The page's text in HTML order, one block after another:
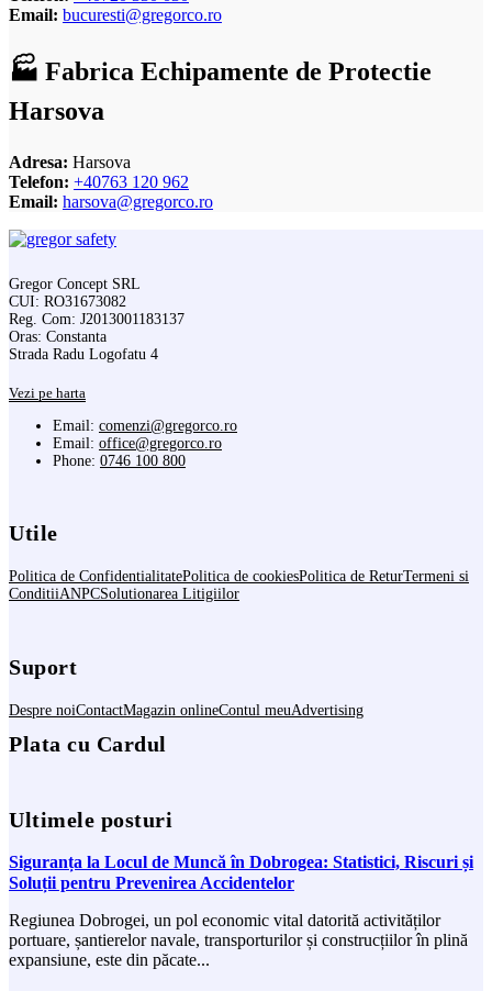
Email: bucuresti@gregorco.ro
🏭 Fabrica Echipamente de Protectie
Harsova
Adresa: Harsova
Telefon: +40763 120 962
Email: harsova@gregorco.ro
Gregor Concept SRL
CUI: RO31673082
Reg. Com: J2013001183137
Oras: Constanta
Strada Radu Logofatu 4
Vezi pe harta
Email: comenzi@gregorco.ro
Email: office@gregorco.ro
Phone: 0746 100 800
Utile
Politica de ConfidentialitatePolitica de cookiesPolitica de ReturTermeni si
ConditiiANPCSolutionarea Litigiilor
Suport
Despre noiContactMagazin onlineContul meuAdvertising
Plata cu Cardul
Ultimele posturi
Siguranța la Locul de Muncă în Dobrogea: Statistici, Riscuri și
Soluții pentru Prevenirea Accidentelor
Regiunea Dobrogei, un pol economic vital datorită activităților
portuare, șantierelor navale, transporturilor și construcțiilor în plină
expansiune, este din păcate...